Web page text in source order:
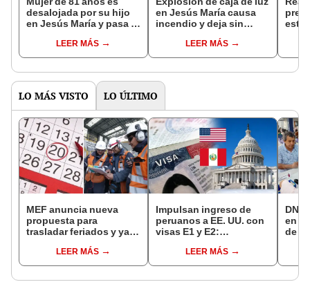
desalojada por su hijo
en Jesús María y pasa la
tengo a dónde ir"
LEER MÁS
en Jesús María causa
incendio y deja sin
cuadrasLEER MÁS
LO MÁS VISTO LO ÚLTIMO
MEF anuncia nueva
propuesta para
trasladar feriados y ya
“Lunes es mejor día”
LEER MÁS
Impulsan ingreso de
peruanos a EE. UU. con
visas E1 y E2:
pymes serían los más
beneficiados
LEER MÁS
DNI
en
de